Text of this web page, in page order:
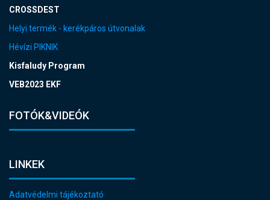
CROSSDEST
Helyi termék - kerékpáros útvonalak
Hévízi PIKNIK
Kisfaludy Program
VEB2023 EKF
FOTÓK&VIDEÓK
LINKEK
Adatvédelmi tájékoztató